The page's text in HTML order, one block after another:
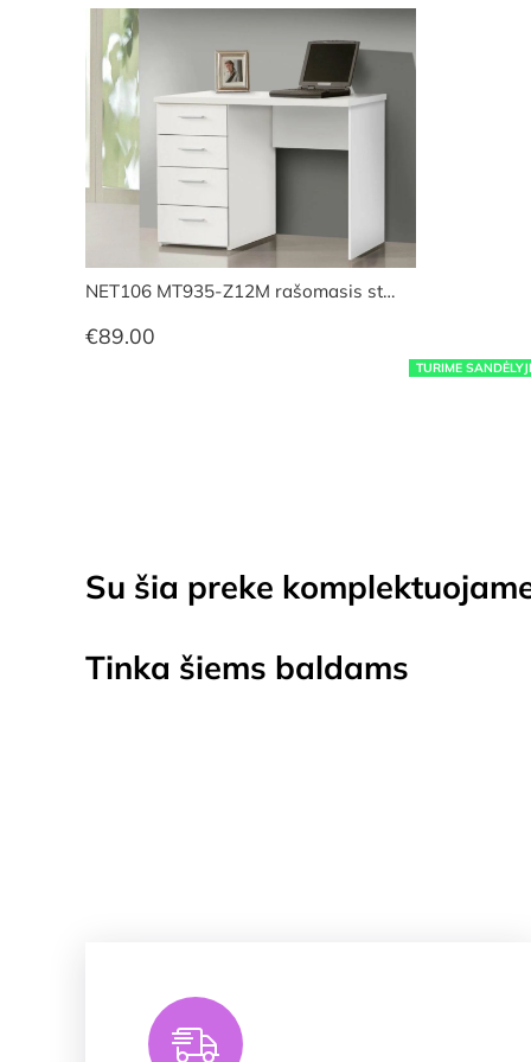
TURIME
NET106 MT935-Z12M rašomasis st…
€89.00
Su šia preke
Tinka šiems baldams